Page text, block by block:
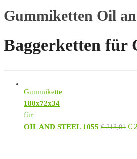
Gummiketten Oil
Baggerketten für
Gummikette
180x72x34
für
OIL AND STEEL 1055 €213,01 €